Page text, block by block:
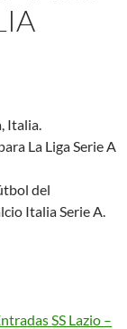
Italia.
La Liga Serie A
del
Italia Serie A.
SS Lazio –